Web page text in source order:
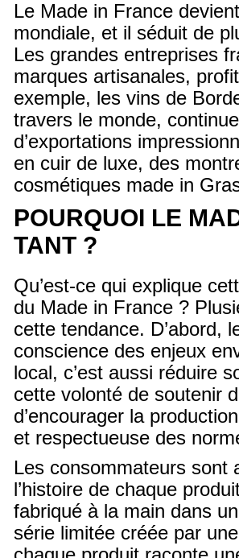
Le Made in France
mondiale, et il séduit de
Les grandes entreprises
marques artisanales,
exemple, les vins de
travers le monde,
d’exportations
en cuir de luxe, des
cosmétiques made in
POURQUOI LE
TANT ?
Qu’est-ce qui explique
du Made in France ?
cette tendance. D’abord,
conscience des enjeux
local, c’est aussi réduire
cette volonté de soutenir
d’encourager la
et respectueuse des
Les consommateurs sont
l’histoire de chaque
fabriqué à la main dans
série limitée créée par